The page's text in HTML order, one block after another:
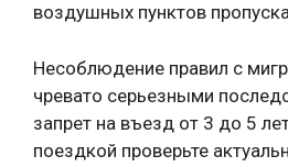
воздушных пунктов
Несоблюдение правил с
чревато серьезными
запрет на въезд от 3 до 5
поездкой проверьте